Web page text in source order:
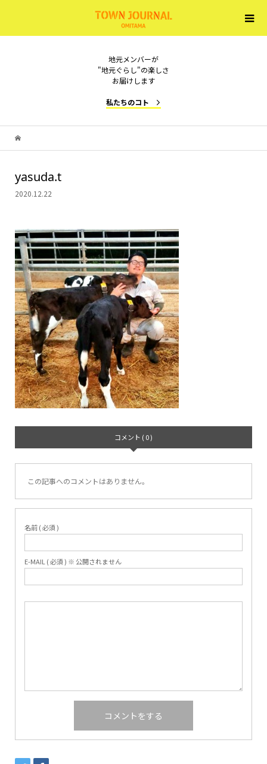
地元メンバーが
"地元ぐらし"の楽しさ
お届けします
私たちのコト
yasuda.t
2020.12.22
コメント ( 0 )
この記事へのコメントはありません。
名前 ( 必須 )
E-MAIL ( 必須 ) ※ 公開されません